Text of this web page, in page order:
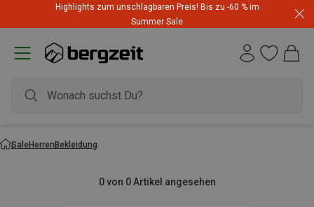
Highlights zum unschlagbaren Preis! Bis zu -60 % im
Summer Sale
SaleHerrenBekleidung
0 von 0 Artikel angesehen